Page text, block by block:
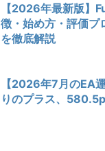
【2026年最新版】
徴・始め方・評価プ
を徹底解説
【2026年7月のEA
りのプラス、